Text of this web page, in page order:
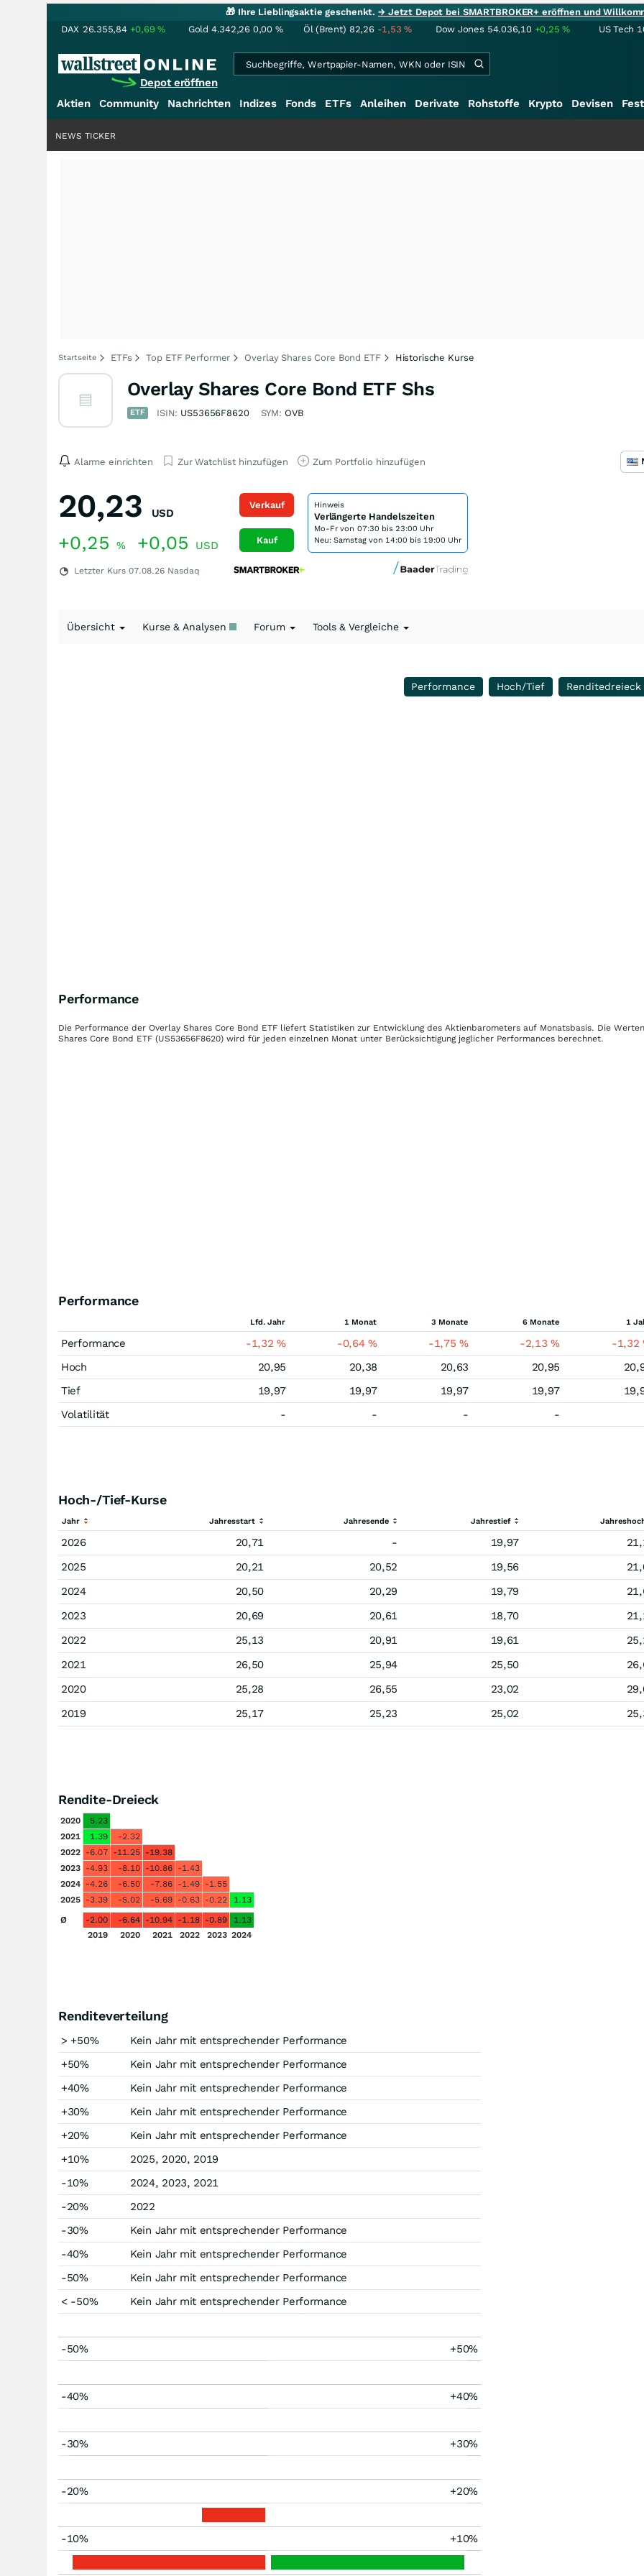
🎁 Ihre Lieblingsaktie geschenkt.→ Jetzt Depot bei SMARTBROKER+ eröffnen und
DAX 26.355,84 +0,69% Gold 4.342,26 0,00 % Öl (Brent) 82,26 -1,53% Dow Jones 54.036,10 +0,25% US Tech
Depot eröffnen
Aktien Community Nachrichten Indizes Fonds ETFs Anleihen Derivate Rohstoffe Krypto Devisen
NEWS TICKER
Startseite ETFs Top ETF Performer Overlay Shares Core Bond ETF Historische Kurse
Overlay Shares Core Bond ETF Shs
ETF ISIN: US53656F8620 SYM: OVB
Alarme einrichten Zur Watchlist hinzufügen Zum Portfolio hinzufügen
20,23 USD
+0,25 % +0,05 USD
Letzter Kurs 07.08.26 Nasdaq
Verkauf
Kauf
Hinweis
Verlängerte Handelszeiten
Mo-Fr von 07:30 bis 23:00 Uhr
Neu: Samstag von 14:00 bis 19:00 Uhr
Übersicht Kurse & Analysen Forum Tools & Vergleiche
Performance Hoch/Tief Renditedreieck
Performance
Die Performance der Overlay Shares Core Bond ETF liefert Statistiken zur Entwicklung des Aktienbarometers auf Monatsbasis. Die
Shares Core Bond ETF (US53656F8620) wird für jeden einzelnen Monat unter Berücksichtigung jeglicher Performances berechnet.
Performance
Lfd. Jahr 1 Monat 3 Monate 6 Monate 1
Performance -1,32% -0,64% -1,75% -2,13% -1,32
Hoch
20,95 20,38 20,63 20,95
Tief
19,97 19,97 19,97 19,97
Volatilität
- - - -
Hoch-/Tief-Kurse
Jahr Jahresstart Jahresende Jahrestief
2026 20,71 - 19,97
2025
20,21 20,52 19,56
2024
20,50 20,29 19,79
2023
20,69 20,61 18,70
2022
25,13 20,91 19,61
2021
26,50 25,94 25,50
2020
25,28 26,55 23,02
2019
25,17 25,23 25,02
Rendite-Dreieck
2020
5.23
2021
1.39
-2.32
2022 -6.07 -11.25 -19.38
2023 -4.93 -8.10 -10.86 -1.43
2024 -4.26 -6.50 -7.86 -1.49 -1.55
2025 -3.39 -5.02 -5.69 -0.63 -0.22
1.13
Ø
-2.00 -6.64 -10.94 -1.18 -0.89
1.13
2019
2020 2021 2022 2023 2024
Renditeverteilung
> +50%
Kein Jahr mit entsprechender Performance
+50%
Kein Jahr mit entsprechender Performance
+40%
Kein Jahr mit entsprechender Performance
+30%
Kein Jahr mit entsprechender Performance
+20%
Kein Jahr mit entsprechender Performance
+10%
2025, 2020, 2019
-10%
2024, 2023, 2021
-20%
2022
-30%
Kein Jahr mit entsprechender Performance
-40%
Kein Jahr mit entsprechender Performance
-50%
Kein Jahr mit entsprechender Performance
< -50%
Kein Jahr mit entsprechender Performance
-50% +50%
-40% +40%
-30% +30%
-20% +20%
-10% +10%